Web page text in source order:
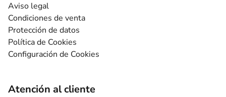
Aviso legal
Condiciones de venta
Protección de datos
Política de Cookies
Configuración de Cookies
Atención al cliente